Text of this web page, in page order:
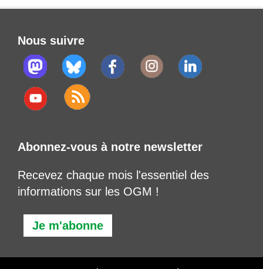
Nous suivre
Abonnez-vous à notre newsletter
Recevez chaque mois l'essentiel des
informations sur les OGM !
Je m'abonne